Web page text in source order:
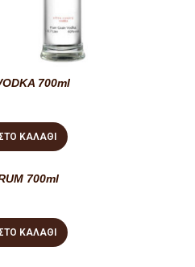
700ml
ΚΑΛΆΘΙ
700ml
ΚΑΛΆΘΙ